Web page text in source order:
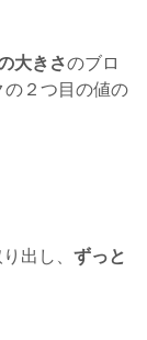
大きさのブロ
２つ目の値の
出し、 ずっと